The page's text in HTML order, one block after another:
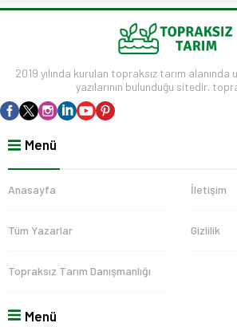
2019 yılında kurulan topraksız tarım alanında
yazılarının bulunduğu sitedir.
Menü
Anasayfa İletişim
Tüm Yazarlar Gizlilik
Topraksız Tarım Danışmanlığı
Menü